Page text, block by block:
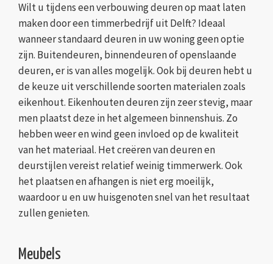
Wilt u tijdens een verbouwing deuren op maat laten
maken door een timmerbedrijf uit Delft? Ideaal
wanneer standaard deuren in uw woning geen optie
zijn. Buitendeuren, binnendeuren of openslaande
deuren, er is van alles mogelijk. Ook bij deuren hebt u
de keuze uit verschillende soorten materialen zoals
eikenhout. Eikenhouten deuren zijn zeer stevig, maar
men plaatst deze in het algemeen binnenshuis. Zo
hebben weer en wind geen invloed op de kwaliteit
van het materiaal. Het creëren van deuren en
deurstijlen vereist relatief weinig timmerwerk. Ook
het plaatsen en afhangen is niet erg moeilijk,
waardoor u en uw huisgenoten snel van het resultaat
zullen genieten.
Meubels